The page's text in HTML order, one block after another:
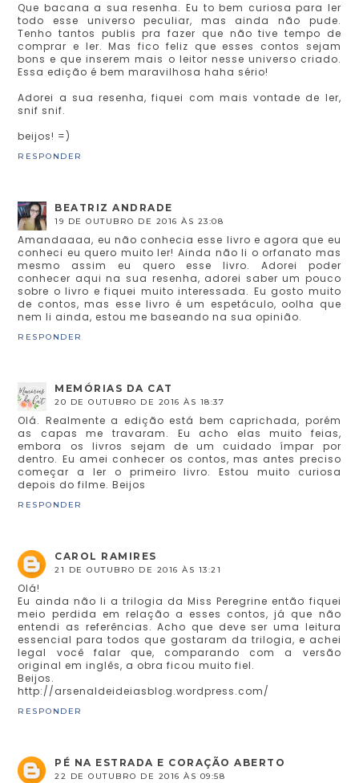
Que bacana a sua resenha. Eu to bem curiosa para ler
todo esse universo peculiar, mas ainda não pude.
Tenho tantos publis pra fazer que não tive tempo de
comprar e ler. Mas fico feliz que esses contos sejam
bons e que inserem mais o leitor nesse universo criado.
Essa edição é bem maravilhosa haha sério!
Adorei a sua resenha, fiquei com mais vontade de ler,
snif snif.
beijos! =)
RESPONDER
BEATRIZ ANDRADE
19 DE OUTUBRO DE 2016 ÀS 23:08
Amandaaaa, eu não conhecia esse livro e agora que eu
conheci eu quero muito ler! Ainda não li o orfanato mas
mesmo assim eu quero esse livro. Adorei poder
conhecer aqui na sua resenha, adorei saber um pouco
sobre o livro e fiquei muito interessada. Eu gosto muito
de contos, mas esse livro é um espetáculo, oolha que
nem li ainda, estou me baseando na sua opinião.
RESPONDER
MEMÓRIAS DA CAT
20 DE OUTUBRO DE 2016 ÀS 18:37
Olá. Realmente a edição está bem caprichada, porém
as capas me travaram. Eu acho elas muito feias,
embora os livros sejam de um cuidado ímpar por
dentro. Eu amei conhecer os contos, mas antes preciso
começar a ler o primeiro livro. Estou muito curiosa
depois do filme. Beijos
RESPONDER
CAROL RAMIRES
21 DE OUTUBRO DE 2016 ÀS 13:21
Olá!
Eu ainda não li a trilogia da Miss Peregrine então fiquei
meio perdida em relação a esses contos, já que não
entendi as referências. Acho que deve ser uma leitura
essencial para todos que gostaram da trilogia, e achei
legal você falar que, comparando com a versão
original em inglês, a obra ficou muito fiel.
Beijos.
http://arsenaldeideiasblog.wordpress.com/
RESPONDER
PÉ NA ESTRADA E CORAÇÃO ABERTO
22 DE OUTUBRO DE 2016 ÀS 09:58